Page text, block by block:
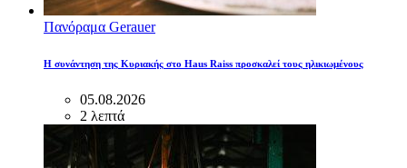
Πανόραμα Gerauer
Η συνάντηση της Κυριακής στο Haus Raiss προσκαλεί τους ηλικιωμένους
05.08.2026
2 λεπτά